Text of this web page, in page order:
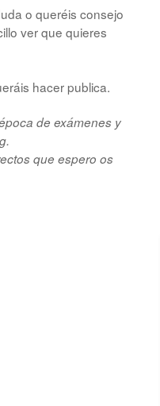
o queréis consejo
ver que quieres
hacer publica.
de exámenes y
que espero os